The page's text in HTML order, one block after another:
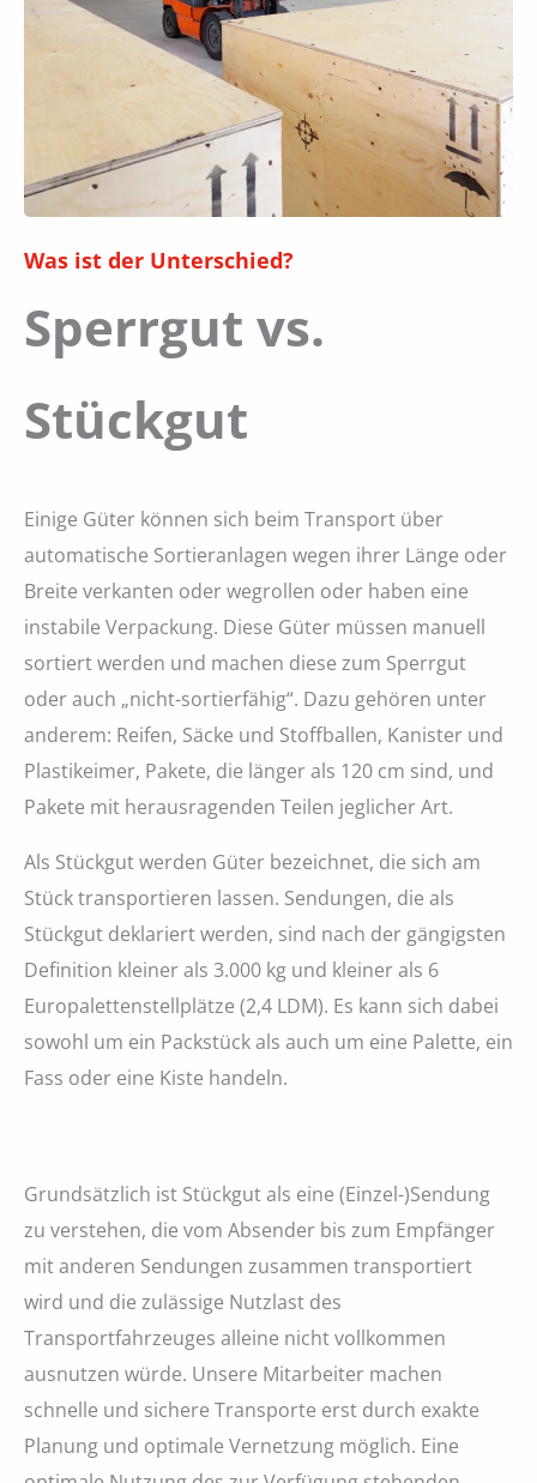
Was ist der Unterschied?
Sperrgut vs.
Stückgut
Einige Güter können sich beim Transport über
automatische Sortieranlagen wegen ihrer Länge oder
Breite verkanten oder wegrollen oder haben eine
instabile Verpackung. Diese Güter müssen manuell
sortiert werden und machen diese zum Sperrgut
oder auch „nicht-sortierfähig“. Dazu gehören unter
anderem: Reifen, Säcke und Stoffballen, Kanister und
Plastikeimer, Pakete, die länger als 120 cm sind, und
Pakete mit herausragenden Teilen jeglicher Art.
Als Stückgut werden Güter bezeichnet, die sich am
Stück transportieren lassen. Sendungen, die als
Stückgut deklariert werden, sind nach der gängigsten
Definition kleiner als 3.000 kg und kleiner als 6
Europalettenstellplätze (2,4 LDM). Es kann sich dabei
sowohl um ein Packstück als auch um eine Palette, ein
Fass oder eine Kiste handeln.
Grundsätzlich ist Stückgut als eine (Einzel-)Sendung
zu verstehen, die vom Absender bis zum Empfänger
mit anderen Sendungen zusammen transportiert
wird und die zulässige Nutzlast des
Transportfahrzeuges alleine nicht vollkommen
ausnutzen würde. Unsere Mitarbeiter machen
schnelle und sichere Transporte erst durch exakte
Planung und optimale Vernetzung möglich. Eine